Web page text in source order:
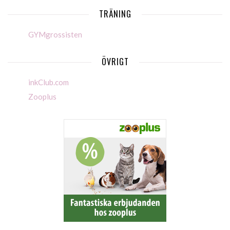
TRÄNING
GYMgrossisten
ÖVRIGT
inkClub.com
Zooplus